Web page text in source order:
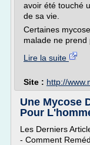
avoir été touché
de sa vie.
Certaines
malade ne prend
Lire la suite
Site : http://
Une Mycose
Pour
Les Derniers
- Comment